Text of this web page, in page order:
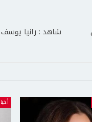
شاهد : رانيا